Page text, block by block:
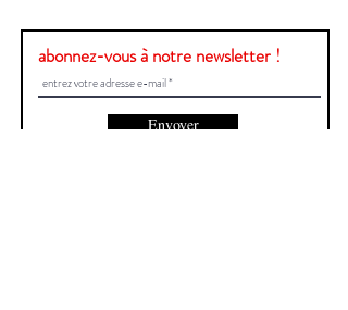
abonnez-vous à notre newsletter !
Envoyer